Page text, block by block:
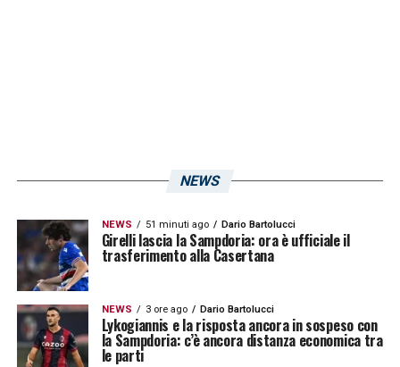
NEWS
NEWS 51 minuti ago Dario Bartolucci
Girelli lascia la Sampdoria: ora è ufficiale il
trasferimento alla Casertana
NEWS 3 ore ago Dario Bartolucci
Lykogiannis e la risposta ancora in sospeso con
la Sampdoria: c’è ancora distanza economica tra
le parti